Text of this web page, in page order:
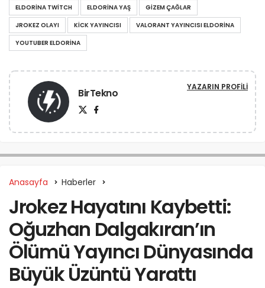
ELDORINA TWITCH
ELDORINA YAŞ
GIZEM ÇAĞLAR
JROKEZ OLAYI
KICK YAYINCISI
VALORANT YAYINCISI ELDORINA
YOUTUBER ELDORINA
BirTekno YAZARIN PROFILI
Anasayfa Haberler
Jrokez Hayatını Kaybetti:
Oğuzhan Dalgakıran’ın
Ölümü Yayıncı Dünyasında
Büyük Üzüntü Yarattı